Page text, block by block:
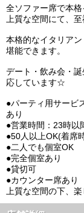
全ソファー席で本
上質な空間にて、
本格的なイタリア
堪能できます。
デート・飲み会・
応しています☆
●パーティ用サービ
あり
●営業時間：23時以
●50人以上OK(着席
●二人でも個室OK
●完全個室あり
●貸切可
●カウンター席あり
上質な空間の下、